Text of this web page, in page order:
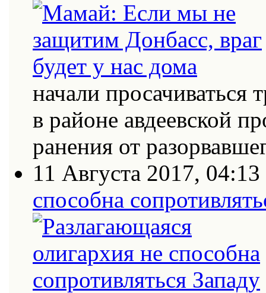
начали
в районе авдеевской
ранения от
11 Августа 2017, 04:13
способна